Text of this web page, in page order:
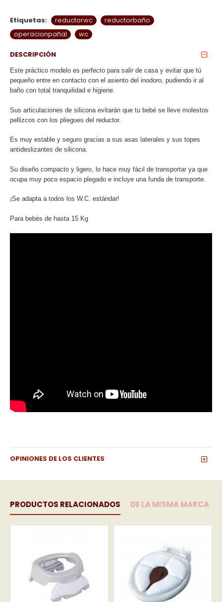
Etiquetas: reductorwc
reductorbaño
operacionpañal
wc
DESCRIPCIÓN
Este práctico modelo es perfecto para salir de casa y evitar que tú
pequeño entre en contacto con el asiento del inodoro, pudiendo ir al
baño con total tranquilidad e higiene.
Sus articulaciones de silicona evitarán que tu bebé se lleve molestos
pellizcos con los pliegues del reductor.
Es muy estable y seguro gracias a sus asas laterales y sus topes
antideslizantes de silicona.
Su diseño compacto y ligero, lo hace muy fácil de transportar ya que
ocupa muy poco espacio plegado e incluye una funda de transporte.
¡Se adapta a todos los W.C. estándar!
Para bebés de hasta 15 Kg
OPINIONES DE LOS CLIENTES
PRODUCTOS RELACIONADOS DE LA MISMA MARCA